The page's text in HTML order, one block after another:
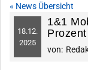
« News Übersicht
18.12.
2025
1&1
von: